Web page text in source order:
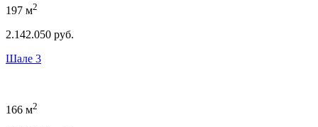
197 м2
2.142.050 руб.
Шале 3
166 м2